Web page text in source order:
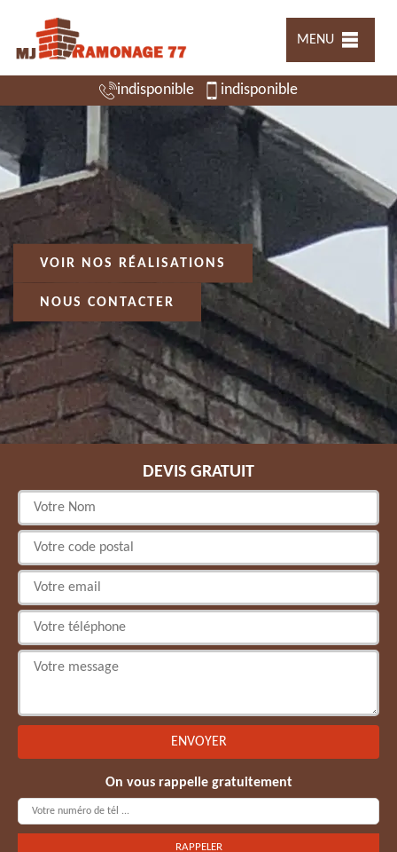
MENU
indisponible indisponible
VOIR NOS RÉALISATIONS
NOUS CONTACTER
DEVIS GRATUIT
On vous rappelle gratuitement